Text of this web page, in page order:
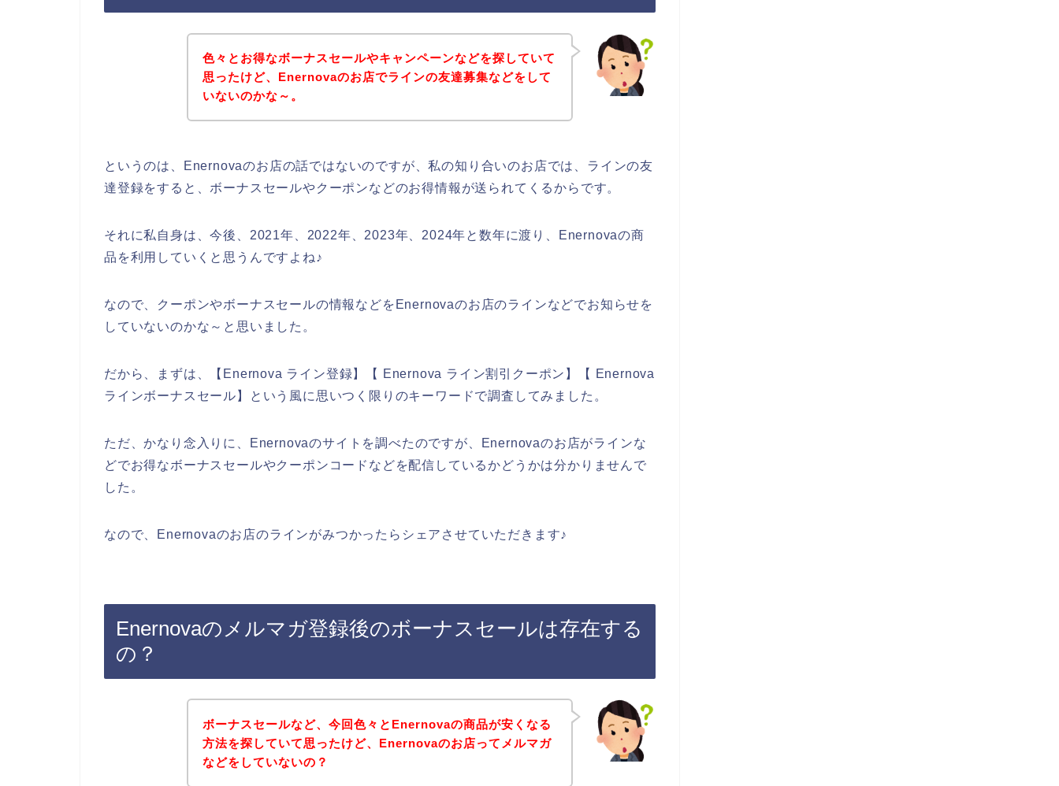
色々とお得なボーナスセールやキャンペーンなどを探していて
思ったけど、Enernovaのお店でラインの友達募集などをして
いないのかな～。
というのは、Enernovaのお店の話ではないのですが、私の知り合いのお店では、ラインの友
達登録をすると、ボーナスセールやクーポンなどのお得情報が送られてくるからです。
それに私自身は、今後、2021年、2022年、2023年、2024年と数年に渡り、Enernovaの商
品を利用していくと思うんですよね♪
なので、クーポンやボーナスセールの情報などをEnernovaのお店のラインなどでお知らせを
していないのかな～と思いました。
だから、まずは、【Enernova ライン登録】【 Enernova ライン割引クーポン】【 Enernova
ラインボーナスセール】という風に思いつく限りのキーワードで調査してみました。
ただ、かなり念入りに、Enernovaのサイトを調べたのですが、Enernovaのお店がラインな
どでお得なボーナスセールやクーポンコードなどを配信しているかどうかは分かりませんで
した。
なので、Enernovaのお店のラインがみつかったらシェアさせていただきます♪
Enernovaのメルマガ登録後のボーナスセールは存在する
の？
ボーナスセールなど、今回色々とEnernovaの商品が安くなる
方法を探していて思ったけど、Enernovaのお店ってメルマガ
などをしていないの？